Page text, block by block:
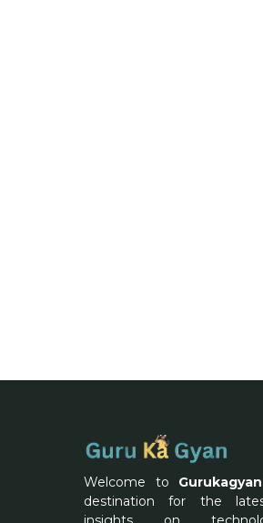
Welcome to
destination for the